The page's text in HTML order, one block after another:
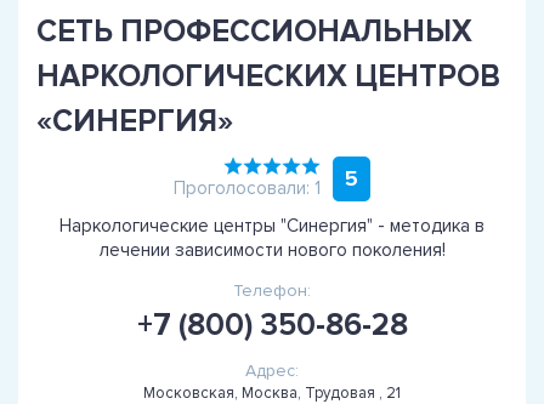
СЕТЬ ПРОФЕССИОНАЛЬНЫХ
НАРКОЛОГИЧЕСКИХ ЦЕНТРОВ
«СИНЕРГИЯ»
Проголосовали: 1 5
Наркологические центры "Синергия" - методика в
лечении зависимости нового поколения!
Телефон:
+7 (800) 350-86-28
Адрес:
Московская, Москва, Трудовая , 21